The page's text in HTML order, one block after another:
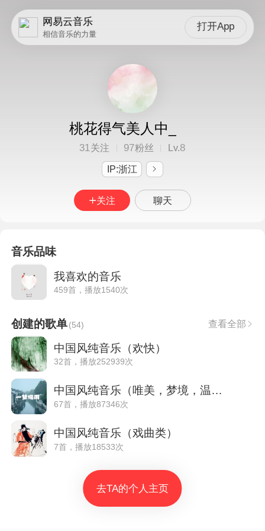
网易云音乐
相信音乐的力量
打开App
桃花得气美人中_
31关注 97粉丝 Lv.8
IP:浙江
关注 聊天
音乐品味
我喜欢的音乐
459首，播放1540次
创建的歌单(54) 查看全部
中国风纯音乐（欢快）
32首，播放252939次
中国风纯音乐（唯美，梦境，温情，水乡）
67首，播放87346次
中国风纯音乐（戏曲类）
7首，播放18533次
去TA的个人主页